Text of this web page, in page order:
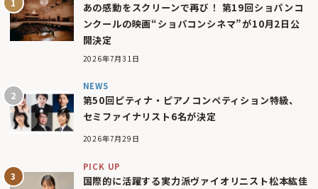
あの感動をスクリーンで再び！ 第19回ショパンコ
ンクールの映画“ショパコンシネマ”が10月2日公
開決定
2026年7月31日
NEWS
第50回ピティナ・ピアノコンペティション特級、
セミファイナリスト6名が決定
2026年7月29日
PICK UP
国際的に活躍する実力派ヴァイオリニスト松本紘佳